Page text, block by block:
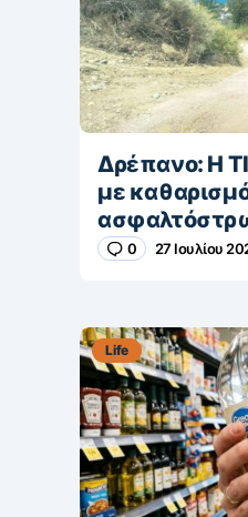
Δρέπανο: Η
με
0 27 Ιουλίου
Life